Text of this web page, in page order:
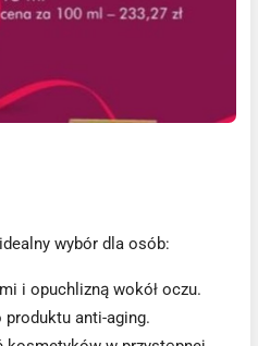
wybór dla osób:
i opuchlizną wokół oczu.
anti-aging.